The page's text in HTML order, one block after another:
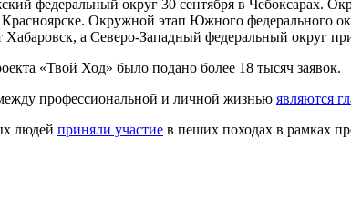
федеральный округ 30 сентября в Чебоксарах.
Окружной этап Южного федерального
а Северо-Западный федеральный округ
«Твой Ход» было подано более 18 тысяч заявок.
профессиональной и личной жизнью являются
людей приняли участие в пеших походах в рамках